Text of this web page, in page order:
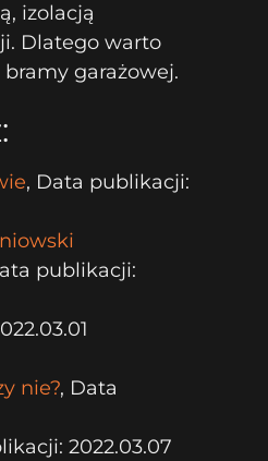
izolacją
Dlatego warto
garażowej.
, Data publikacji:
publikacji:
nie?, Data
2022.03.07